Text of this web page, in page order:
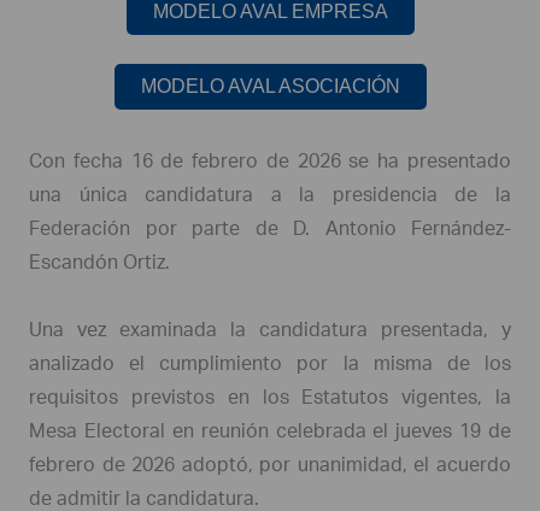
MODELO AVAL EMPRESA
MODELO AVAL ASOCIACIÓN
Con fecha 16 de febrero de 2026 se ha presentado
una única candidatura a la presidencia de la
Federación por parte de D. Antonio Fernández-
Escandón Ortiz.
Una vez examinada la candidatura presentada, y
analizado el cumplimiento por la misma de los
requisitos previstos en los Estatutos vigentes, la
Mesa Electoral en reunión celebrada el jueves 19 de
febrero de 2026 adoptó, por unanimidad, el acuerdo
de admitir la candidatura.